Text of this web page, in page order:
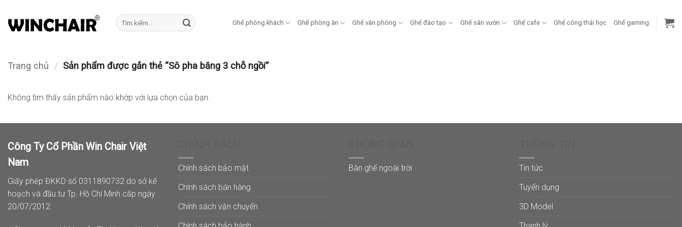
qua
Tìm
kiếm:
Ghế phòng khách Ghế phòng ăn Ghế văn phòng Ghế đào tạo Ghế sân vườn Ghế cafe Ghế công thái học Ghế gaming
Trang chủ / Sản phẩm được gắn thẻ “Sô pha băng 3 chỗ ngồi”
Không tìm thấy sản phẩm nào khớp với lựa chọn của bạn.
Công Ty Cổ Phần Win Chair Việt
Nam
Giấy phép ĐKKD số 0311890732 do sở kế
hoạch và đầu tư Tp. Hồ Chí Minh cấp ngày
20/07/2012
Chính sách bảo mật
Chính sách bán hàng
Chính sách vận chuyển
Bàn ghế ngoài trời
Tin tức
Tuyển dụng
3D Model